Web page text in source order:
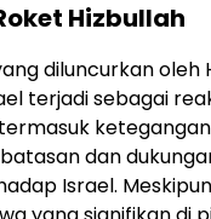
Hizbullah
diluncurkan oleh
terjadi sebagai
dan
Israel.